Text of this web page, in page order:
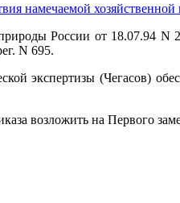
намечаемой
России от 18.07.94 N
N 695.
экспертизы (Чегасов)
возложить на Первого